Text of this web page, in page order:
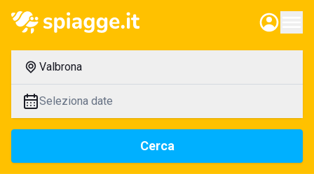
Valbrona
Seleziona date
Cerca